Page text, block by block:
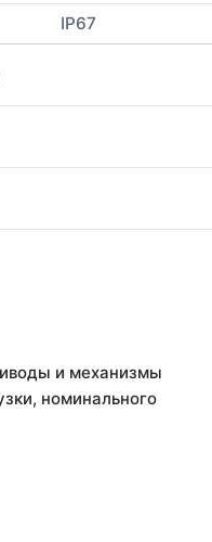
IP67
и механизмы
номинального